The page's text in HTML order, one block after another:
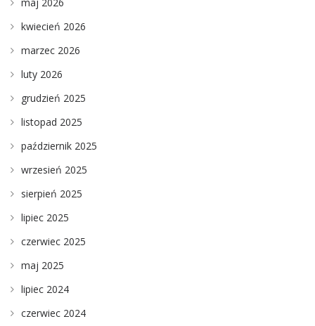
maj 2026
kwiecień 2026
marzec 2026
luty 2026
grudzień 2025
listopad 2025
październik 2025
wrzesień 2025
sierpień 2025
lipiec 2025
czerwiec 2025
maj 2025
lipiec 2024
czerwiec 2024